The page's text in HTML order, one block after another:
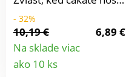
to je jednoducho stres.
Ten Vám ušetria naše
dekoratívne termo
misy s prvotriednou
antikorovou izoláciou a
- 32%
10,19 €
6,89 €
Na sklade viac
ako 10 ks